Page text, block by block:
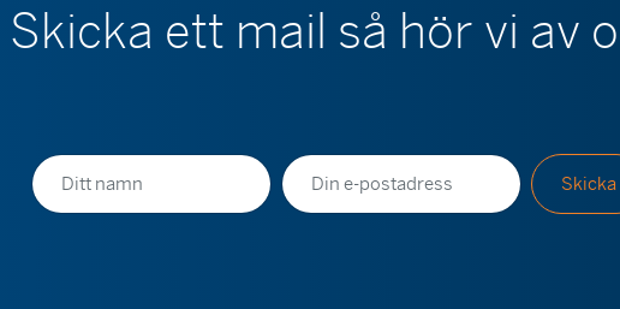
Skicka ett mail så hör vi av
Namn
postadress
Skicka